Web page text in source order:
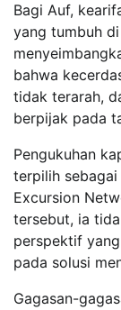
Bagi Auf,
yang tumbuh
bahwa
tidak terarah,
berpijak pada
Pengukuhan
terpilih sebagai
Excursion
tersebut, ia
perspektif
pada solusi
Gagasan-